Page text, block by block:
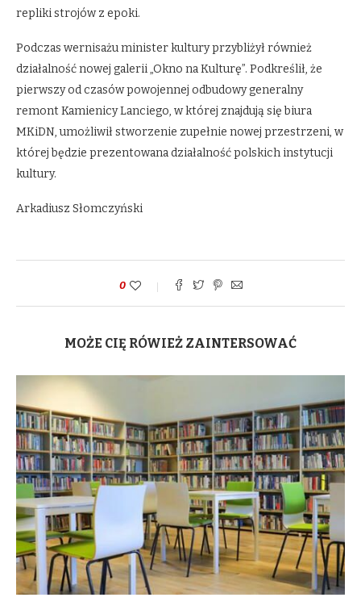
repliki strojów z epoki.
Podczas wernisażu minister kultury przybliżył również
działalność nowej galerii „Okno na Kulturę”. Podkreślił, że
pierwszy od czasów powojennej odbudowy generalny
remont Kamienicy Lanciego, w której znajdują się biura
MKiDN, umożliwił stworzenie zupełnie nowej przestrzeni, w
której będzie prezentowana działalność polskich instytucji
kultury.
Arkadiusz Słomczyński
0
MOŻE CIĘ RÓWIEŻ ZAINTERSOWAĆ